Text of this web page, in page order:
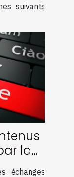
suivants
la
?
échanges